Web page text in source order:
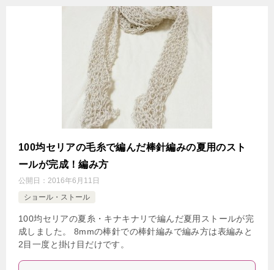
100均セリアの毛糸で編んだ棒針編みの夏用のスト
ールが完成！編み方
公開日： 2016年6月11日
ショール・ストール
100均セリアの夏糸・キナキナリで編んだ夏用ストールが完
成しました。 8mmの棒針での棒針編みで編み方は表編みと
2目一度と掛け目だけです。